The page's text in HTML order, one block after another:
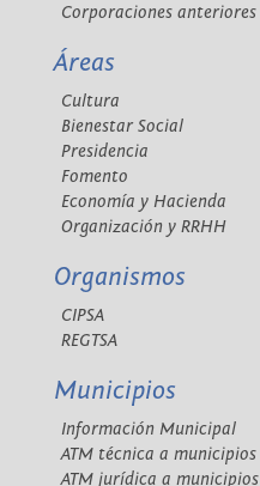
Corporaciones anteriores
Áreas
Cultura
Bienestar Social
Presidencia
Fomento
Economía y Hacienda
Organización y RRHH
Organismos
CIPSA
REGTSA
Municipios
Información Municipal
ATM técnica a municipios
ATM jurídica a municipios